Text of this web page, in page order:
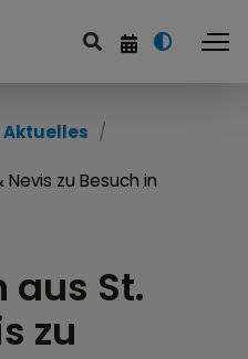
Aktuelles
zu Besuch in
aus St.
zu